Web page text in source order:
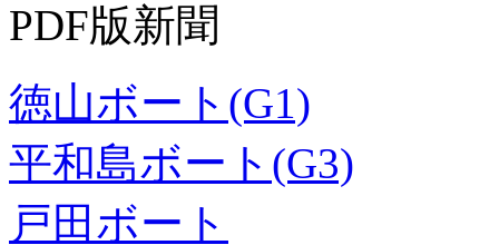
PDF版新聞
徳山ボート(G1)
平和島ボート(G3)
戸田ボート